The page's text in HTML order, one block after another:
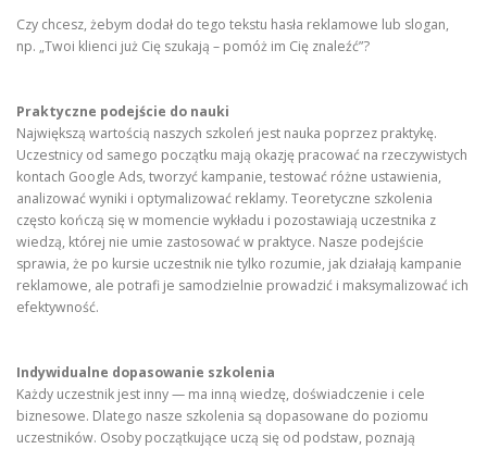
Czy chcesz, żebym dodał do tego tekstu hasła reklamowe lub slogan,
np. „Twoi klienci już Cię szukają – pomóż im Cię znaleźć”?
Praktyczne podejście do nauki
Największą wartością naszych szkoleń jest nauka poprzez praktykę.
Uczestnicy od samego początku mają okazję pracować na rzeczywistych
kontach Google Ads, tworzyć kampanie, testować różne ustawienia,
analizować wyniki i optymalizować reklamy. Teoretyczne szkolenia
często kończą się w momencie wykładu i pozostawiają uczestnika z
wiedzą, której nie umie zastosować w praktyce. Nasze podejście
sprawia, że po kursie uczestnik nie tylko rozumie, jak działają kampanie
reklamowe, ale potrafi je samodzielnie prowadzić i maksymalizować ich
efektywność.
Indywidualne dopasowanie szkolenia
Każdy uczestnik jest inny — ma inną wiedzę, doświadczenie i cele
biznesowe. Dlatego nasze szkolenia są dopasowane do poziomu
uczestników. Osoby początkujące uczą się od podstaw, poznają